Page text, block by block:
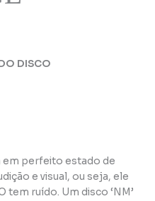
DISCO
em perfeito estado de
e visual, ou seja, ele
tem ruído. Um disco ‘NM’